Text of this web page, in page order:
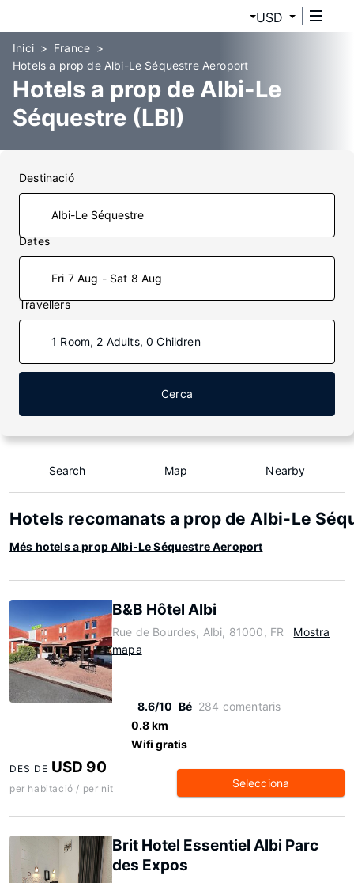
USD
Inici
France
Hotels a prop de Albi-Le Séquestre Aeroport
Hotels a prop de Albi-Le
Séquestre (LBI)
Destinació
Dates
Fri 7 Aug - Sat 8 Aug
Travellers
1 Room, 2 Adults, 0 Children
Cerca
Search Map Nearby
Hotels recomanats a prop de Albi-Le
Més hotels a prop Albi-Le Séquestre Aeroport
B&B Hôtel Albi
Rue de Bourdes, Albi, 81000, FR
Mostra
mapa
8.6/10 Bé 284 comentaris
0.8 km
Wifi gratis
DES DE USD 90
per habitació / per nit Selecciona
Brit Hotel Essentiel Albi Parc
des Expos